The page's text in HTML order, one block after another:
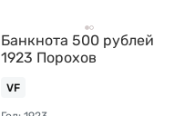
Банкнота 500 рублей
1923 Порохов
VF